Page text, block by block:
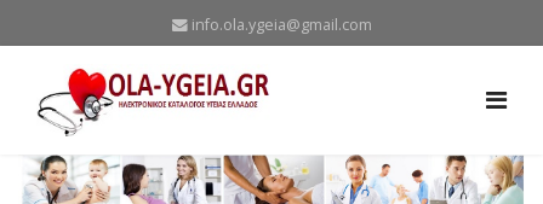
info.ola.ygeia@gmail.com